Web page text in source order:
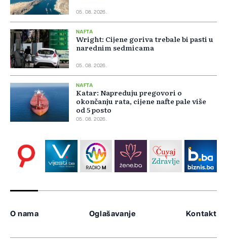
05. 08. 2026.
NAFTA
Wright: Cijene goriva trebale bi pasti u
narednim sedmicama
05. 08. 2026.
NAFTA
Katar: Napreduju pregovori o
okončanju rata, cijene nafte pale više
od 5 posto
05. 08. 2026.
O nama Oglašavanje Kontakt